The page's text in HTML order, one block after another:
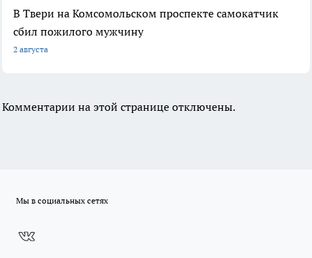
В Твери на Комсомольском проспекте самокатчик
сбил пожилого мужчину
2 августа
Комментарии на этой странице отключены.
Мы в социальных сетях